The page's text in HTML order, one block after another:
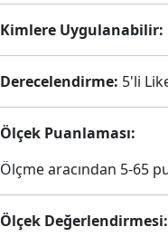
Kimlere Uygulanabilir:
Derecelendirme: 5'li
Ölçek Puanlaması:
Ölçme aracından 5-65
Ölçek Değerlendirmesi: